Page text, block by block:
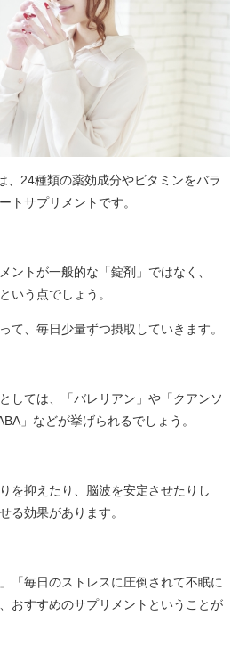
、24種類の薬効成分やビタミンをバラ
トサプリメントです。
ントが一般的な「錠剤」ではなく、
いう点でしょう。
て、毎日少量ずつ摂取していきます。
しては、「バレリアン」や「クアンソ
」などが挙げられるでしょう。
を抑えたり、脳波を安定させたりし
る効果があります。
「毎日のストレスに圧倒されて不眠に
おすすめのサプリメントということが